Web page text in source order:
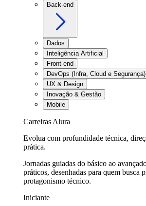
Back-end
Dados
Inteligência Artificial
Front-end
DevOps (Infra, Cloud e Segurança)
UX & Design
Inovação & Gestão
Mobile
Carreiras Alura
Evolua com profundidade técnica,
prática.
Jornadas guiadas do básico ao
práticos, desenhadas para quem busca
protagonismo técnico.
Iniciante